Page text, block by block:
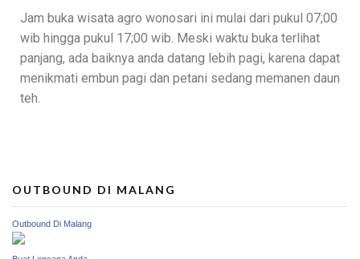
Jam buka wisata agro wonosari ini mulai dari pukul 07;00
wib hingga pukul 17;00 wib. Meski waktu buka terlihat
panjang, ada baiknya anda datang lebih pagi, karena dapat
menikmati embun pagi dan petani sedang memanen daun
teh.
OUTBOUND DI MALANG
Outbound Di Malang